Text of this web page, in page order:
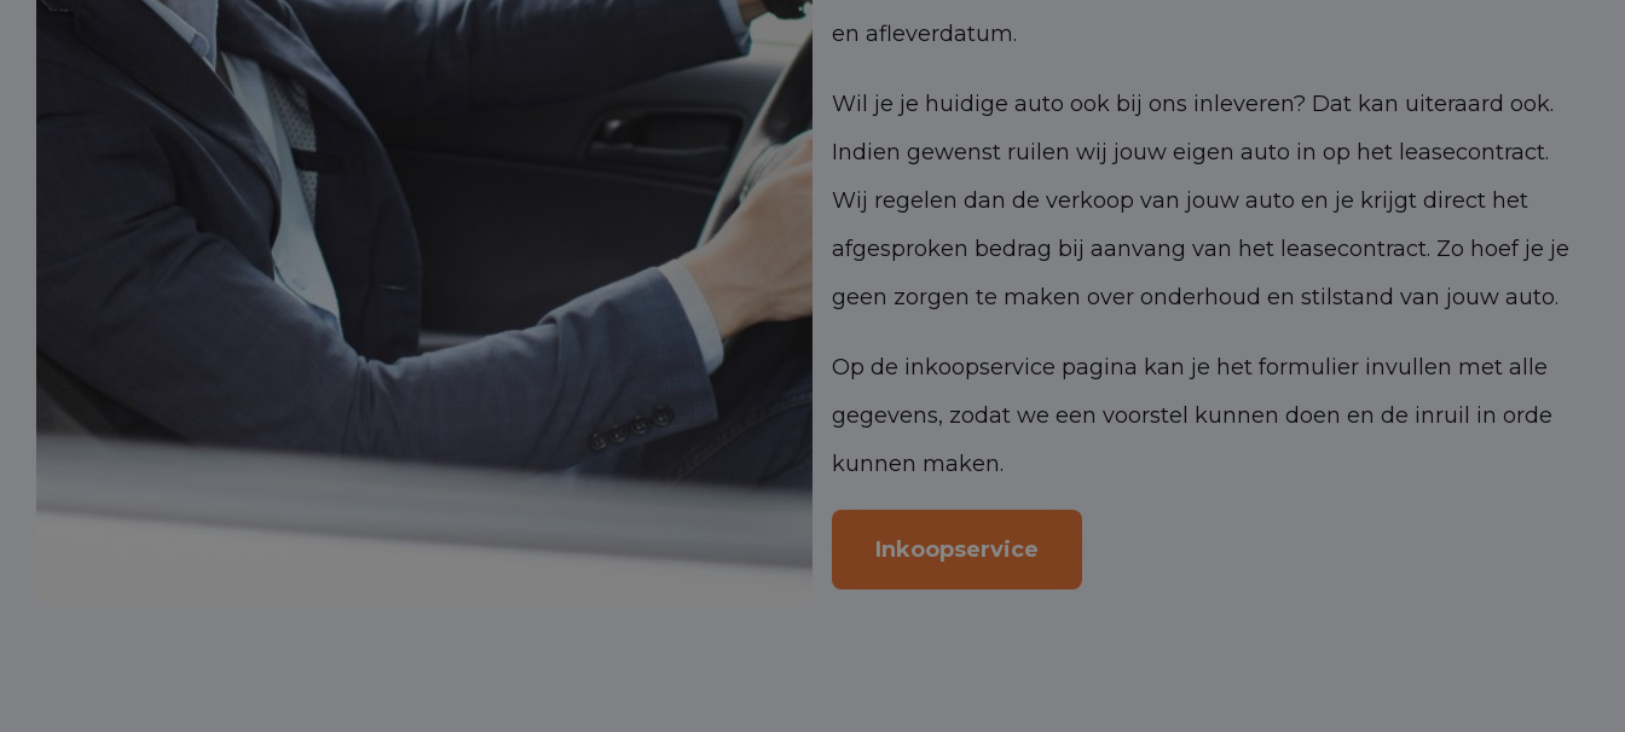
en afleverdatum.
Wil je je huidige auto ook bij ons inleveren? Dat kan uiteraard ook.
Indien gewenst ruilen wij jouw eigen auto in op het leasecontract.
Wij regelen dan de verkoop van jouw auto en je krijgt direct het
afgesproken bedrag bij aanvang van het leasecontract. Zo hoef je je
geen zorgen te maken over onderhoud en stilstand van jouw auto.
Op de inkoopservice pagina kan je het formulier invullen met alle
gegevens, zodat we een voorstel kunnen doen en de inruil in orde
kunnen maken.
Inkoopservice